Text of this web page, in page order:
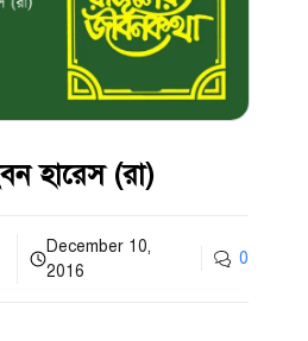
হারেস (রা)
December 10,
2016
0